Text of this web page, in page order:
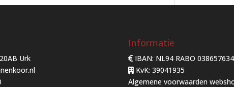
Urk
Informatie
IBAN: NL94 RABO
KvK: 39041935
Algemene voorwaarden